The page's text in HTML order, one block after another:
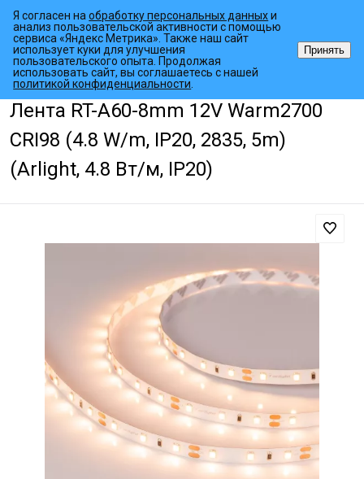
Главная страница • Каталог товаров • Светодиодные ленты
Лента RT-A60-8mm 12V Warm2700
CRI98 (4.8 W/m, IP20, 2835, 5m)
(Arlight, 4.8 Вт/м, IP20)
Я согласен наобработку персональных данныхи
анализ пользовательской активности с помощью
сервиса «Яндекс Метрика». Также наш сайт
использует куки для улучшения
пользовательского опыта. Продолжая
использовать сайт, вы соглашаетесь с нашей
политикой конфиденциальности
Принять